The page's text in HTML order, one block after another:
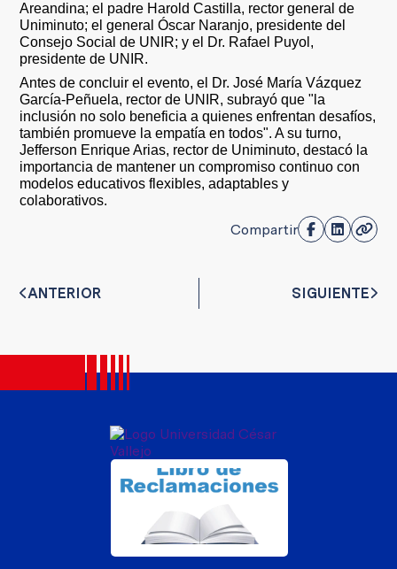
Areandina; el padre Harold Castilla, rector general de
Uniminuto; el general Óscar Naranjo, presidente del
Consejo Social de UNIR; y el Dr. Rafael Puyol,
presidente de UNIR.
Antes de concluir el evento, el Dr. José María Vázquez
García-Peñuela, rector de UNIR, subrayó que "la
inclusión no solo beneficia a quienes enfrentan desafíos,
también promueve la empatía en todos". A su turno,
Jefferson Enrique Arias, rector de Uniminuto, destacó la
importancia de mantener un compromiso continuo con
modelos educativos flexibles, adaptables y
colaborativos.
Compartir
ANTERIOR SIGUIENTE